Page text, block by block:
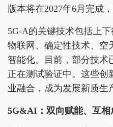
版本将在2027年6月完成
5G-A的关键技术包括上
物联网、确定性技术、空
智能化。目前，部分技术
正在测试验证中。这些创
业融合，成为发展新质生
5G&AI ：双向赋能、互